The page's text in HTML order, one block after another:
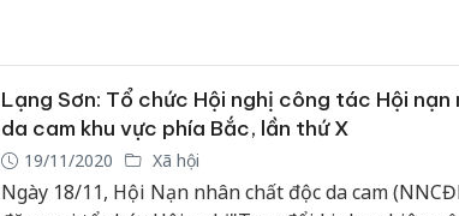
Lạng Sơn: Tổ chức Hội nghị công tác Hội
da cam khu vực phía Bắc, lần thứ X
19/11/2020 Xã hội
Ngày 18/11, Hội Nạn nhân chất độc da cam